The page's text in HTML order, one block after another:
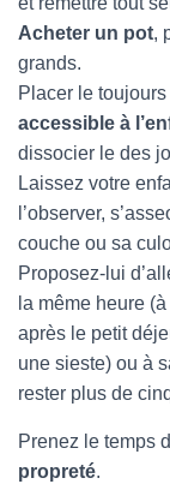
Acheter un pot,
grands.
Placer le
accessible à
dissocier le des
Laissez votre
l’observer,
couche ou sa
Proposez-lui
la même heure
après le petit
une sieste) ou à
rester plus de
Prenez le temps
propreté.